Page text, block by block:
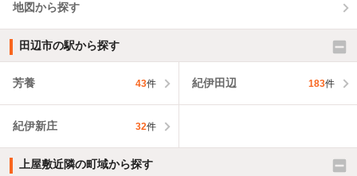
地図から探す
田辺市の駅から探す
芳養 43件 紀伊田辺 183件
紀伊新庄 32件
上屋敷近隣の町域から探す